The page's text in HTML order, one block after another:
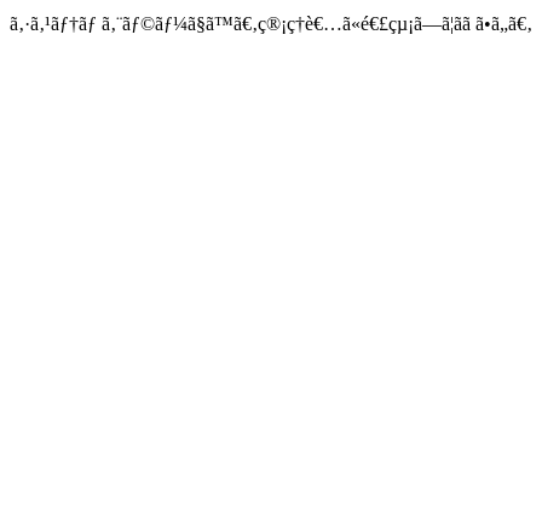
ã‚·ã‚¹ãƒ†ãƒ ã‚¨ãƒ©ãƒ¼ã§ã™ã€‚ç®¡ç†è€…ã«é€£çµ¡ã—ã¦ãã ã•ã„ã€‚